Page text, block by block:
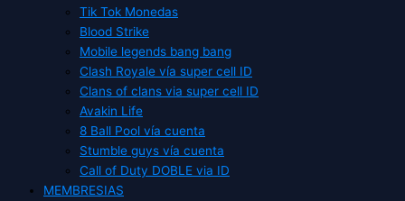
Tik Tok Monedas
Blood Strike
Mobile legends bang bang
Clash Royale vía super cell ID
Clans of clans via super cell ID
Avakin Life
8 Ball Pool vía cuenta
Stumble guys vía cuenta
Call of Duty DOBLE via ID
MEMBRESIAS